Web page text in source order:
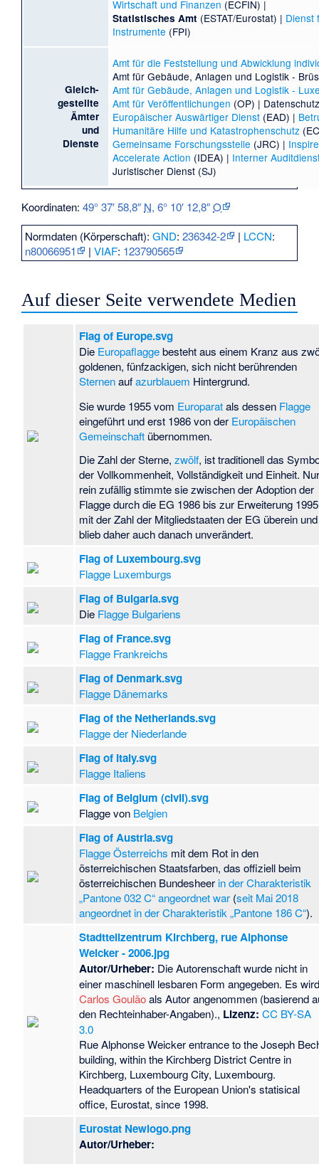
Wirtschaft und Finanzen (ECFIN) |
Statistisches Amt(ESTAT/Eurostat) | Dienst
Instrumente (FPI)
Gleich-
gestellte
Ämter
und
Dienste
Amt für die Feststellung und Abwicklung
Amt für Gebäude, Anlagen und Logistik -
Amt für Gebäude, Anlagen und Logistik -
Amt für Veröffentlichungen (OP) |
Europäischer Auswärtiger Dienst(EAD) |
Humanitäre Hilfe und Katastrophenschutz
Gemeinsame Forschungsstelle (JRC) |
Accelerate Action (IDEA) | Interner
Juristischer Dienst(SJ)
Koordinaten:49° 37′ 58,8″ N,6° 10′ 12,8″O
Normdaten (Körperschaft):GND:236342-2 | LCCN:
n80066951
|VIAF: 123790565
Auf dieser Seite verwendete Medien
Flag of Europe.svg
Die Europaflaggebesteht aus einem Kranz aus
goldenen, fünfzackigen, sich nicht berührenden
Sternenaufazurblauem Hintergrund.
Sie wurde 1955 vom Europaratals dessen Flagge
eingeführt und erst 1986 von der Europäischen
Gemeinschaft übernommen.
Die Zahl der Sterne,zwölf, ist traditionell das
der Vollkommenheit, Vollständigkeit und Einheit.
rein zufällig stimmte sie zwischen der Adoption der
Flagge durch die EG 1986 bis zur Erweiterung 1995
mit der Zahl der Mitgliedstaaten der EG überein und
blieb daher auch danach unverändert.
Flag of Luxembourg.svg
Flagge Luxemburgs
Flag of Bulgaria.svg
Die Flagge Bulgariens
Flag of France.svg
Flagge Frankreichs
Flag of Denmark.svg
Flagge Dänemarks
Flag of the Netherlands.svg
Flagge der Niederlande
Flag of Italy.svg
Flagge Italiens
Flag of Belgium (civil).svg
Flagge von Belgien
Flag of Austria.svg
Flagge Österreichs mit dem Rot in den
österreichischen Staatsfarben, das offiziell beim
österreichischen Bundesheer in der Charakteristik
„Pantone 032 C“ angeordnet war (seit Mai 2018
angeordnet in der Charakteristik „Pantone 186 C“).
Stadtteilzentrum Kirchberg, rue Alphonse
Weicker - 2006.jpg
Autor/Urheber: Die Autorenschaft wurde nicht in
einer maschinell lesbaren Form angegeben. Es
Carlos Goulãoals Autor angenommen (basierend
den Rechteinhaber-Angaben)., Lizenz: CC BY-SA
3.0
Rue Alphonse Weicker entrance to the Joseph
building, within the Kirchberg District Centre in
Kirchberg, Luxembourg City, Luxembourg.
Headquarters of the European Union's statisical
office, Eurostat, since 1998.
Eurostat Newlogo.png
Autor/Urheber: